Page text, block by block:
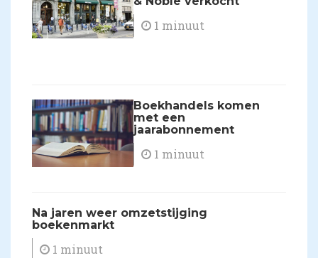
1 minuut
Boekhandels komen
met een
jaarabonnement
1 minuut
Na jaren weer omzetstijging
boekenmarkt
1 minuut